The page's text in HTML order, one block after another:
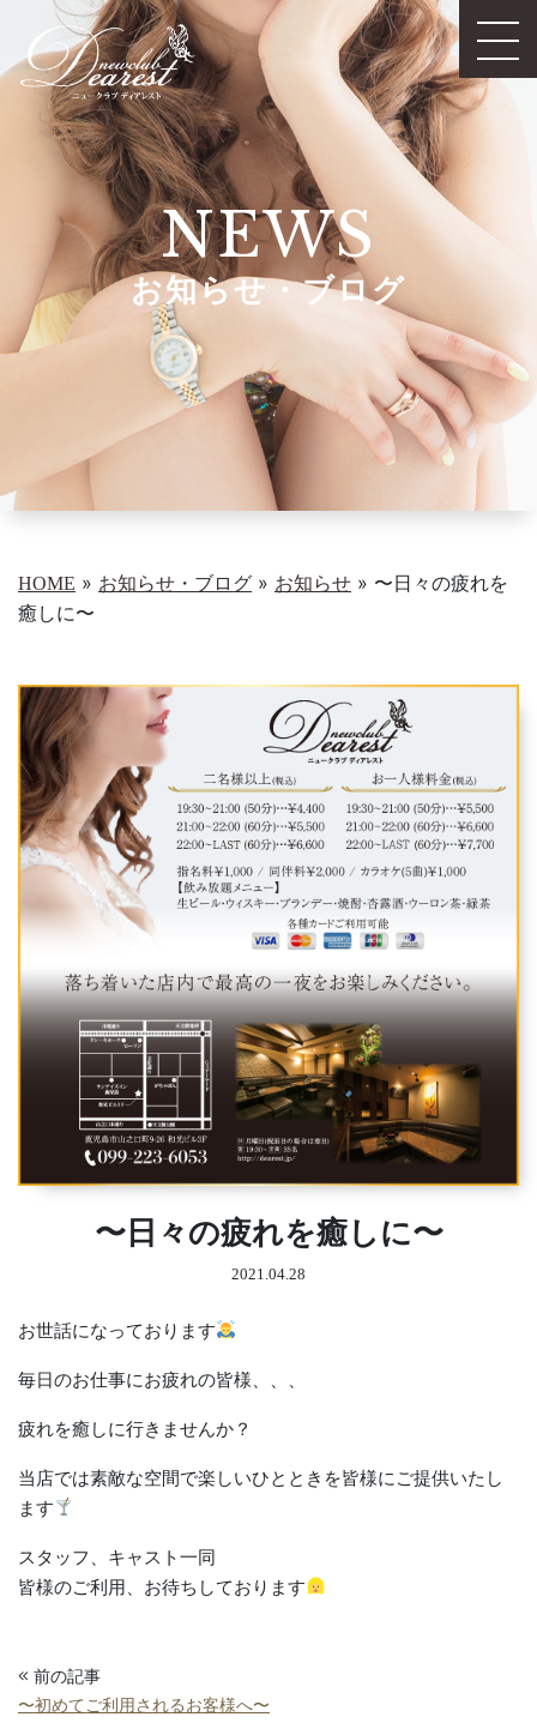
NEWS
お知らせ・ブログ
HOME » お知らせ・ブログ » お知らせ » 〜日々の疲れを
癒しに〜
〜日々の疲れを癒しに〜
2021.04.28
お世話になっております
毎日のお仕事にお疲れの皆様、、、
疲れを癒しに行きませんか？
当店では素敵な空間で楽しいひとときを皆様にご提供いたし
ます
スタッフ、キャスト一同
皆様のご利用、お待ちしております
前の記事
〜初めてご利用されるお客様へ〜